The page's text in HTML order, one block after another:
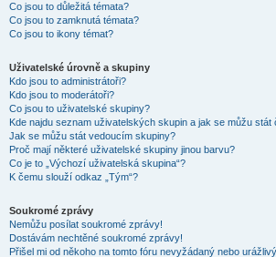
Co jsou to důležitá témata?
Co jsou to zamknutá témata?
Co jsou to ikony témat?
Uživatelské úrovně a skupiny
Kdo jsou to administrátoři?
Kdo jsou to moderátoři?
Co jsou to uživatelské skupiny?
Kde najdu seznam uživatelských skupin a jak se můžu stát
Jak se můžu stát vedoucím skupiny?
Proč mají některé uživatelské skupiny jinou barvu?
Co je to „Výchozí uživatelská skupina“?
K čemu slouží odkaz „Tým“?
Soukromé zprávy
Nemůžu posílat soukromé zprávy!
Dostávám nechtěné soukromé zprávy!
Přišel mi od někoho na tomto fóru nevyžádaný nebo